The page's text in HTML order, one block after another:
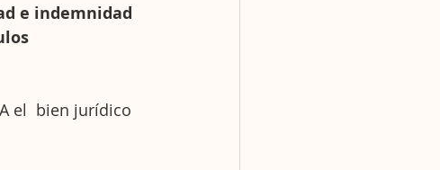
e indemnidad
el  bien jurídico